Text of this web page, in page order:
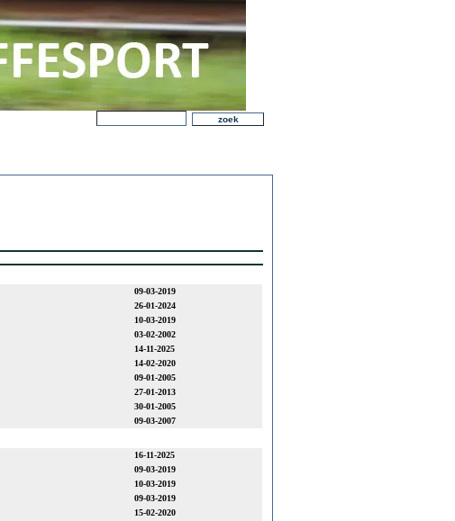
09-03-2019
26-01-2024
10-03-2019
03-02-2002
14-11-2025
14-02-2020
09-01-2005
27-01-2013
30-01-2005
09-03-2007
16-11-2025
09-03-2019
10-03-2019
09-03-2019
15-02-2020